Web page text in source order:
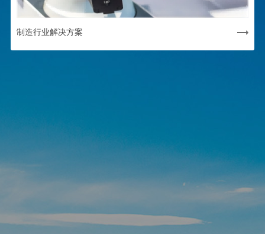
制造行业解决方案